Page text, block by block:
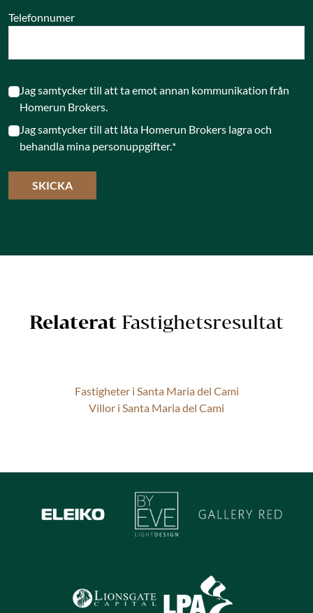
Telefonnumer
Jag samtycker till att ta emot annan kommunikation från
Homerun Brokers.
Jag samtycker till att låta Homerun Brokers lagra och
behandla mina personuppgifter.*
Relaterat Fastighetsresultat
Fastigheter i Santa Maria del Cami
Villor i Santa Maria del Cami